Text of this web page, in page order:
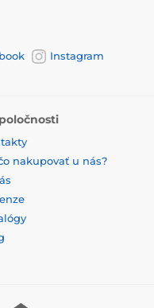
Instagram
nakupovať u nás?